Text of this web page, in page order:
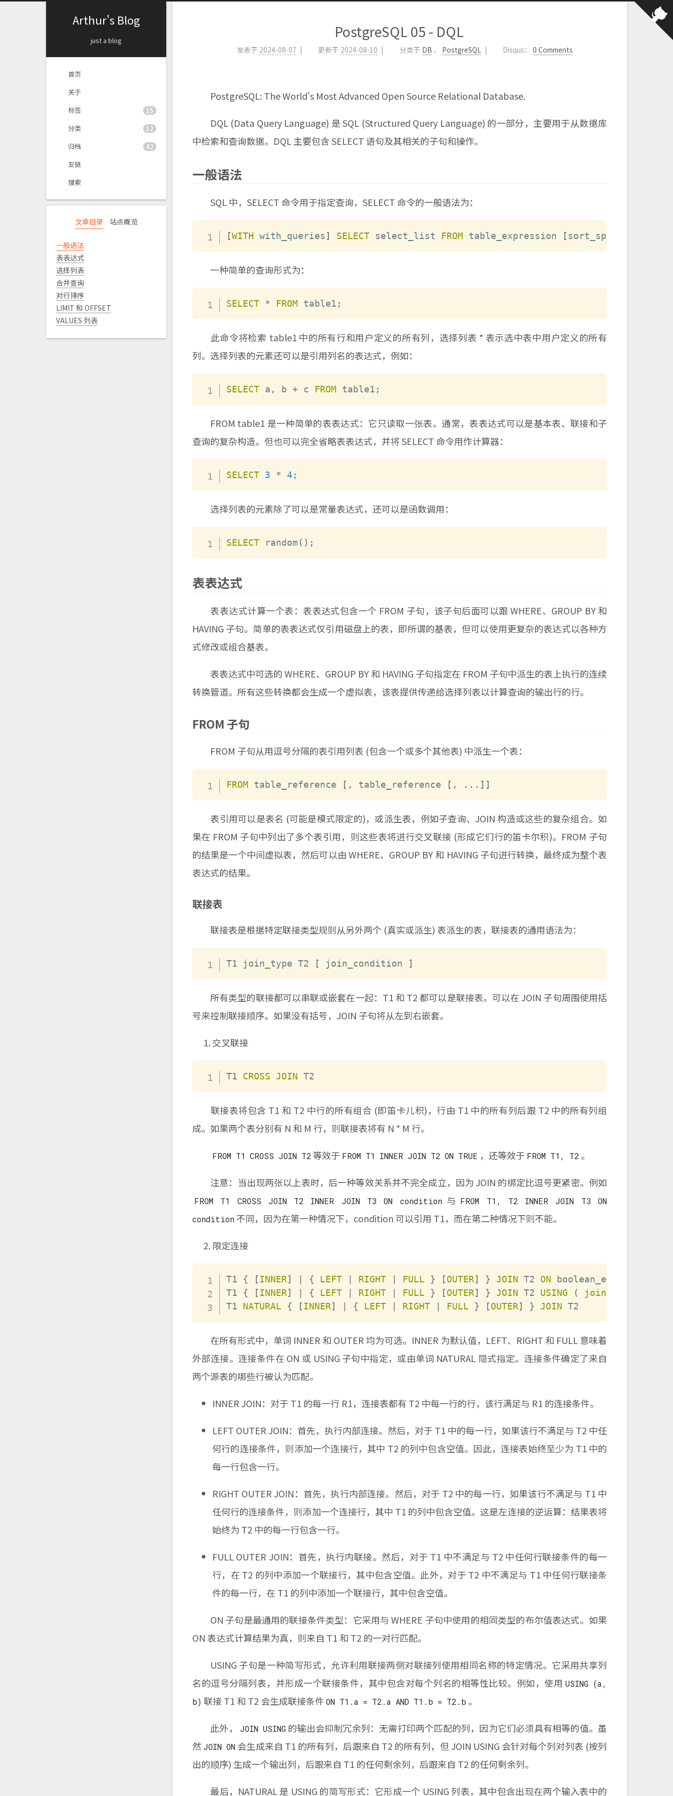
Arthur's Blog
just a blog
首页
关于
标签
15
分类
12
归档
42
友链
搜索
文章目录 站点概览
一般语法
表表达式
选择列表
合并查询
对行排序
LIMIT 和 OFFSET
VALUES 列表
PostgreSQL 05 - DQL
发表于 2024-08-07 更新于 2024-08-10 分类于 DB ， PostgreSQL Disqus： 0 Comments
PostgreSQL: The World's Most Advanced Open Source Relational Database.
DQL (Data Query Language) 是 SQL (Structured Query Language) 的一部分，主要用于从数据库
中检索和查询数据。DQL 主要包含 SELECT 语句及其相关的子句和操作。
一般语法
SQL 中，SELECT 命令用于指定查询，SELECT 命令的一般语法为：
[WITH with_queries ] SELECT select_list FROM table_expression [ sort_specification
一种简单的查询形式为：
SELECT * FROM table1 ;
此命令将检索 table1 中的所有行和用户定义的所有列，选择列表 * 表示选中表中用户定义的所有
列。选择列表的元素还可以是引用列名的表达式，例如：
SELECT a , b + c FROM table1 ;
FROM table1 是一种简单的表表达式：它只读取一张表。通常，表表达式可以是基本表、联接和子
查询的复杂构造。但也可以完全省略表表达式，并将 SELECT 命令用作计算器：
SELECT 3 * 4 ;
选择列表的元素除了可以是常量表达式，还可以是函数调用：
SELECT random( ) ;
表表达式
表表达式计算一个表：表表达式包含一个 FROM 子句，该子句后面可以跟 WHERE、GROUP BY 和
HAVING 子句。简单的表表达式仅引用磁盘上的表，即所谓的基表，但可以使用更复杂的表达式以各种方
式修改或组合基表。
表表达式中可选的 WHERE、GROUP BY 和 HAVING 子句指定在 FROM 子句中派生的表上执行的连续
转换管道。所有这些转换都会生成一个虚拟表，该表提供传递给选择列表以计算查询的输出行的行。
FROM 子句
FROM 子句从用逗号分隔的表引用列表 (包含一个或多个其他表) 中派生一个表：
FROM table_reference [ , table_reference [ , . . . ] ]
表引用可以是表名 (可能是模式限定的)，或派生表，例如子查询、JOIN 构造或这些的复杂组合。如
果在 FROM 子句中列出了多个表引用，则这些表将进行交叉联接 (形成它们行的笛卡尔积)。FROM 子句
的结果是一个中间虚拟表，然后可以由 WHERE、GROUP BY 和 HAVING 子句进行转换，最终成为整个表
表达式的结果。
联接表
联接表是根据特定联接类型规则从另外两个 (真实或派生) 表派生的表，联接表的通用语法为：
T1 join_type T2 [ join_condition ]
所有类型的联接都可以串联或嵌套在一起：T1 和 T2 都可以是联接表。可以在 JOIN 子句周围使用括
号来控制联接顺序。如果没有括号，JOIN 子句将从左到右嵌套。
交叉联接
T1 CROSS JOIN T2
联接表将包含 T1 和 T2 中行的所有组合 (即笛卡儿积)，行由 T1 中的所有列后跟 T2 中的所有列组
成。如果两个表分别有 N 和 M 行，则联接表将有 N * M 行。
FROM T1 CROSS JOIN T2等效于 FROM T1 INNER JOIN T2 ON TRUE ，还等效于 FROM T1, T2 。
注意：当出现两张以上表时，后一种等效关系并不完全成立，因为 JOIN 的绑定比逗号更紧密。例如
FROM T1 CROSS JOIN T2 INNER JOIN T3 ON condition 与 FROM T1, T2 INNER JOIN T3 ON
condition不同，因为在第一种情况下，condition 可以引用 T1，而在第二种情况下则不能。
限定连接
T1 { [INNER] { LEFT RIGHT FULL } [OUTER] } JOIN T2 ON boolean_expression
T1 {
[INNER] { LEFT RIGHT FULL } [OUTER] } JOIN T2 USING ( join
T1 NATURAL { [INNER] { LEFT RIGHT FULL } [OUTER] } JOIN T2
在所有形式中，单词 INNER 和 OUTER 均为可选。INNER 为默认值，LEFT、RIGHT 和 FULL 意味着
外部连接。连接条件在 ON 或 USING 子句中指定，或由单词 NATURAL 隐式指定。连接条件确定了来自
两个源表的哪些行被认为匹配。
INNER JOIN：对于 T1 的每一行 R1，连接表都有 T2 中每一行的行，该行满足与 R1 的连接条件。
LEFT OUTER JOIN：首先，执行内部连接。然后，对于 T1 中的每一行，如果该行不满足与 T2 中任
何行的连接条件，则添加一个连接行，其中 T2 的列中包含空值。因此，连接表始终至少为 T1 中的
每一行包含一行。
RIGHT OUTER JOIN：首先，执行内部连接。然后，对于 T2 中的每一行，如果该行不满足与 T1 中
任何行的连接条件，则添加一个连接行，其中 T1 的列中包含空值。这是左连接的逆运算：结果表将
始终为 T2 中的每一行包含一行。
FULL OUTER JOIN：首先，执行内联接。然后，对于 T1 中不满足与 T2 中任何行联接条件的每一
行，在 T2 的列中添加一个联接行，其中包含空值。此外，对于 T2 中不满足与 T1 中任何行联接条
件的每一行，在 T1 的列中添加一个联接行，其中包含空值。
ON 子句是最通用的联接条件类型：它采用与 WHERE 子句中使用的相同类型的布尔值表达式。如果
ON 表达式计算结果为真，则来自 T1 和 T2 的一对行匹配。
USING 子句是一种简写形式，允许利用联接两侧对联接列使用相同名称的特定情况。它采用共享列
名的逗号分隔列表，并形成一个联接条件，其中包含对每个列名的相等性比较。例如，使用 USING (a,
b) 联接 T1 和 T2 会生成联接条件 ON T1.a = T2.a AND T1.b = T2.b 。
此外， JOIN USING 的输出会抑制冗余列：无需打印两个匹配的列，因为它们必须具有相等的值。虽
然 JOIN ON 会生成来自 T1 的所有列，后跟来自 T2 的所有列，但 JOIN USING 会针对每个列对列表 (按列
出的顺序) 生成一个输出列，后跟来自 T1 的任何剩余列，后跟来自 T2 的任何剩余列。
最后，NATURAL 是 USING 的简写形式：它形成一个 USING 列表，其中包含出现在两个输入表中的